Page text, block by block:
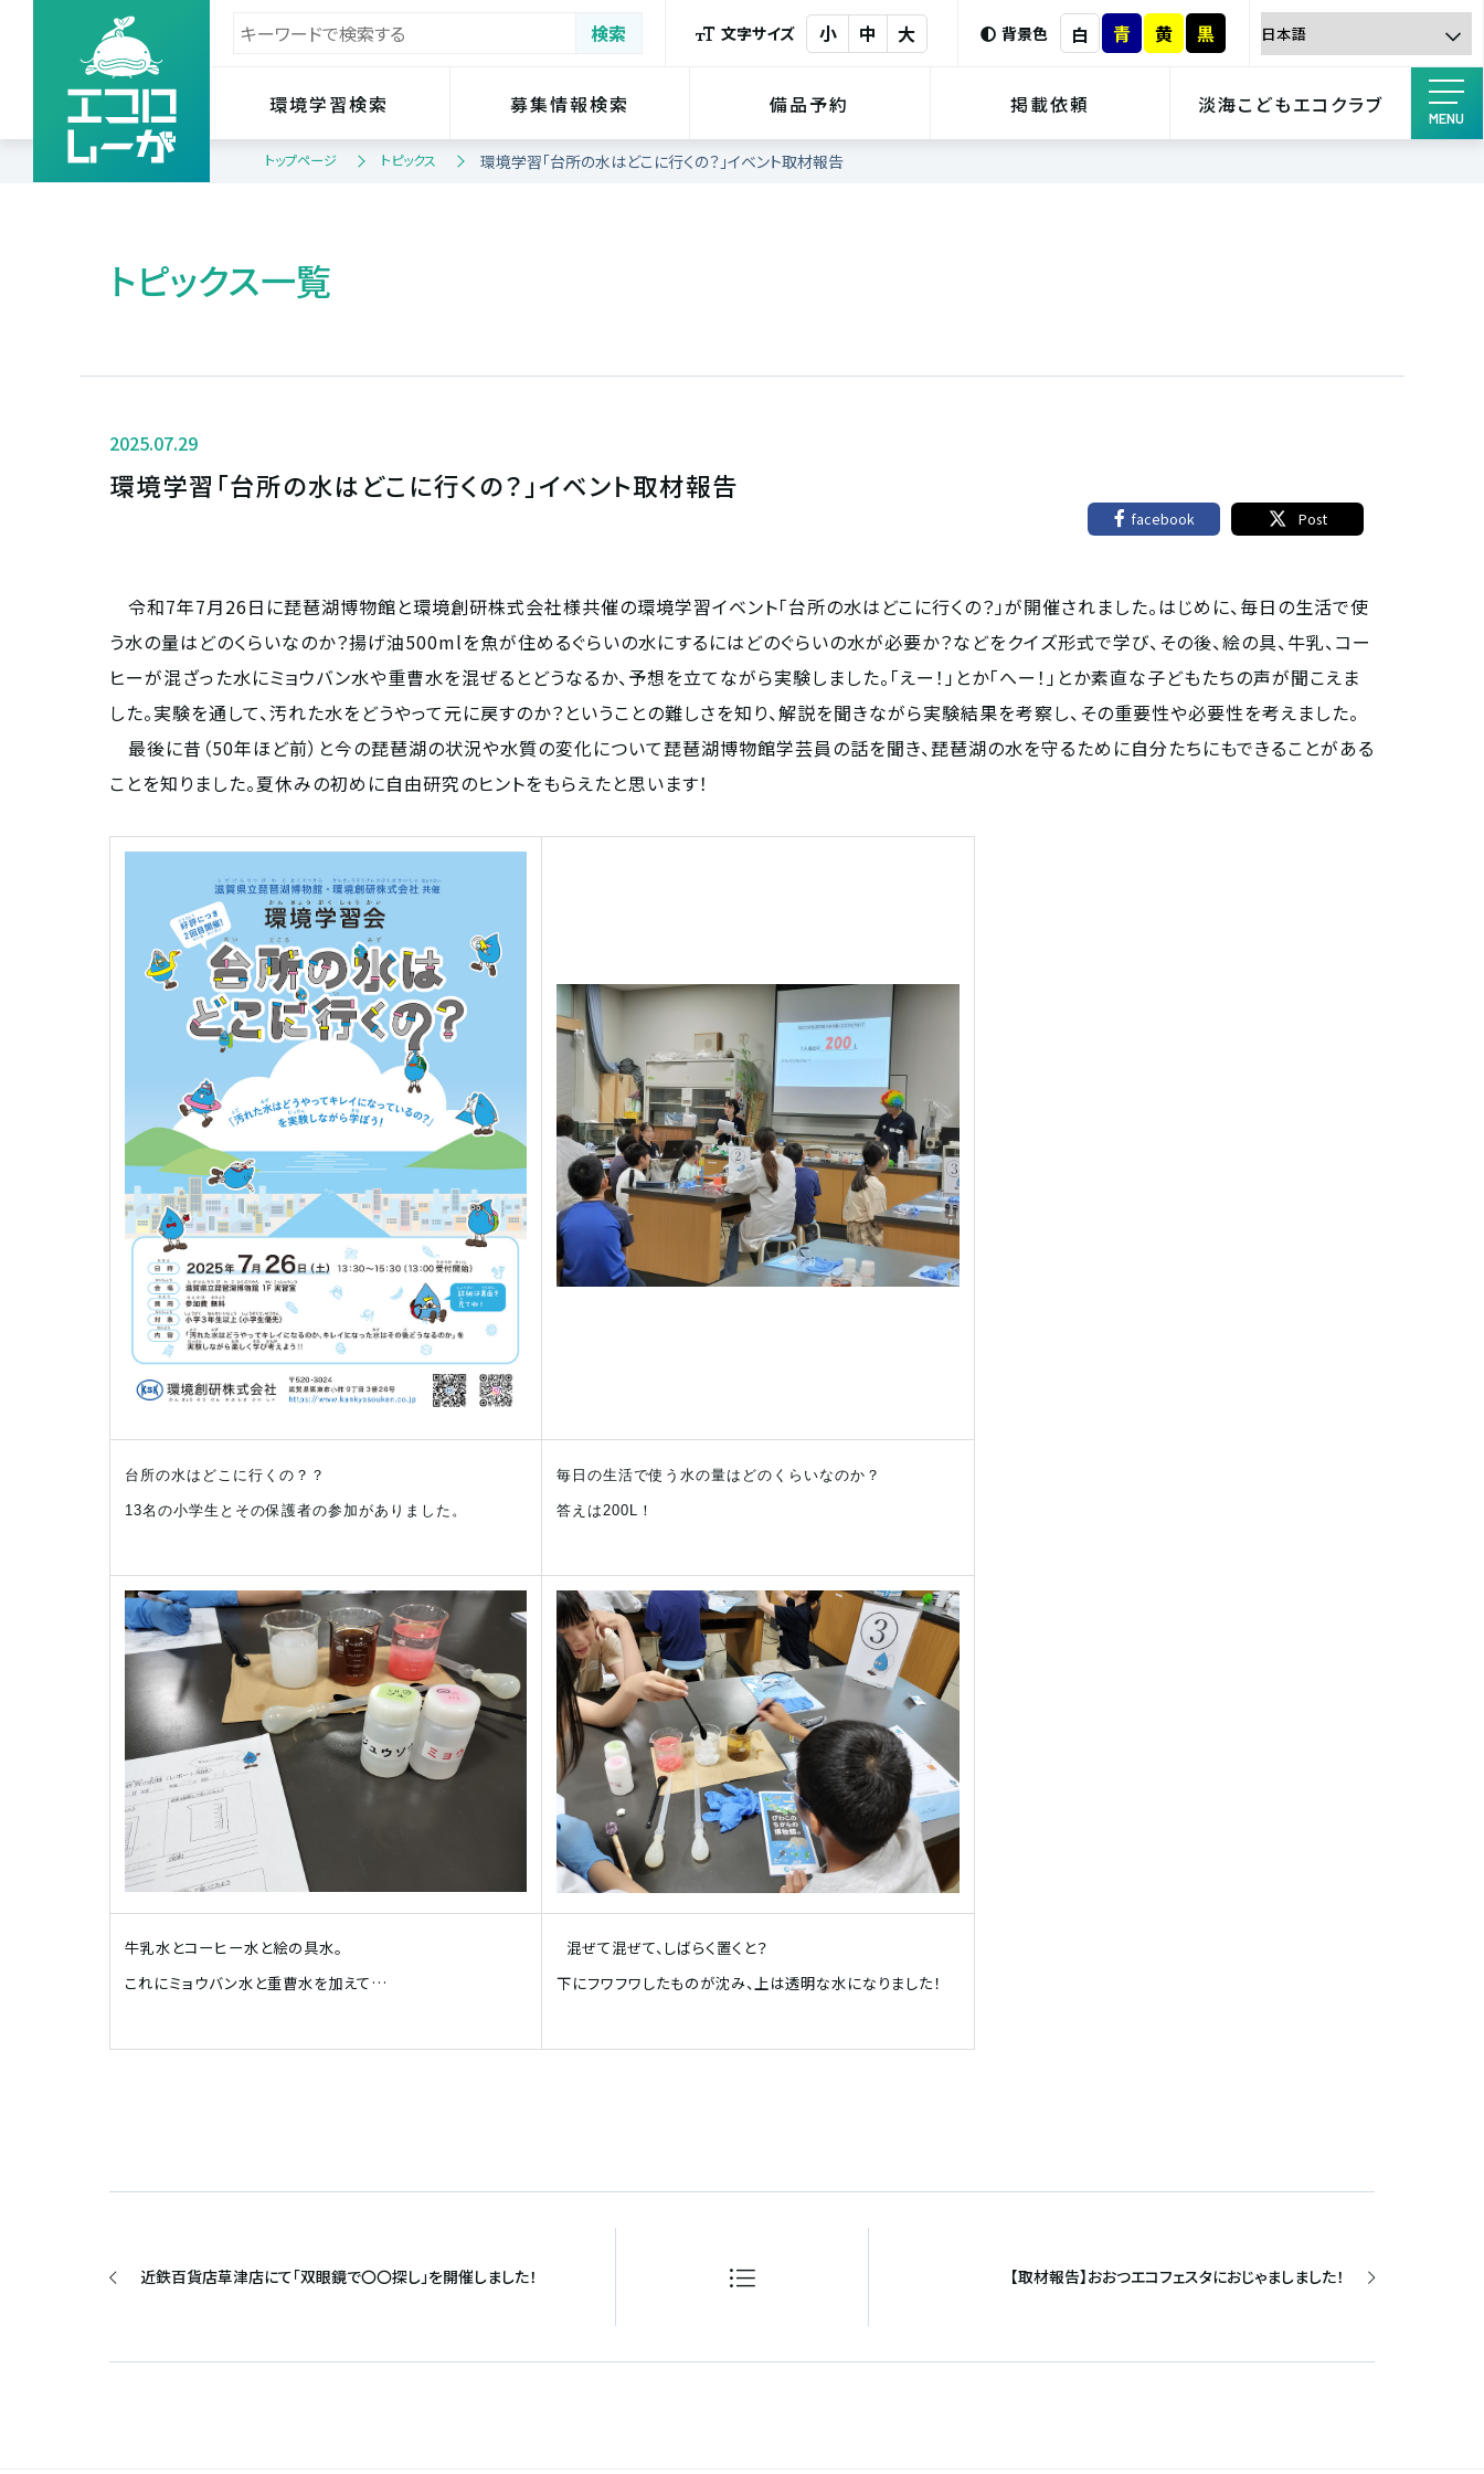
文字サイズ 小 中 大 背景色 白 青 黄 黒
環境学習検索 募集情報検索 備品予約 掲載依頼 淡海こどもエコクラブ
MENU
トップページ トピックス 環境学習「台所の水はどこに行くの？」イベント取材報告
トピックス一覧
2025.07.29
環境学習「台所の水はどこに行くの？」イベント取材報告
facebook Post
令和7年7月26日に琵琶湖博物館と環境創研株式会社様共催の環境学習イベント「台所の水はどこに行くの？」が開催されました。はじめに、毎日の生活で使
う水の量はどのくらいなのか？揚げ油500mlを魚が住めるぐらいの水にするにはどのぐらいの水が必要か？などをクイズ形式で学び、その後、絵の具、牛乳、コー
ヒーが混ざった水にミョウバン水や重曹水を混ぜるとどうなるか、予想を立てながら実験しました。「えー！」とか「へー！」とか素直な子どもたちの声が聞こえま
した。実験を通して、汚れた水をどうやって元に戻すのか？ということの難しさを知り、解説を聞きながら実験結果を考察し、その重要性や必要性を考えました。
最後に昔（50年ほど前）と今の琵琶湖の状況や水質の変化について琵琶湖博物館学芸員の話を聞き、琵琶湖の水を守るために自分たちにもできることがある
ことを知りました。夏休みの初めに自由研究のヒントをもらえたと思います！
台所の水はどこに行くの？？
13名の小学生とその保護者の参加がありました。
毎日の生活で使う水の量はどのくらいなのか？
答えは200L！
牛乳水とコーヒー水と絵の具水。
これにミョウバン水と重曹水を加えて…
混ぜて混ぜて、しばらく置くと？
下にフワフワしたものが沈み、上は透明な水になりました！
近鉄百貨店草津店にて「双眼鏡で〇〇探し」を開催しました！ 【取材報告】おおつエコフェスタにおじゃましました！